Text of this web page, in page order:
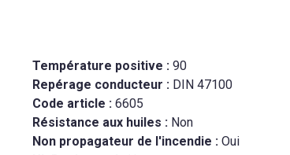
Température positive : 90
Repérage conducteur : DIN 47100
Code article : 6605
Résistance aux huiles : Non
Non propagateur de l'incendie : Oui